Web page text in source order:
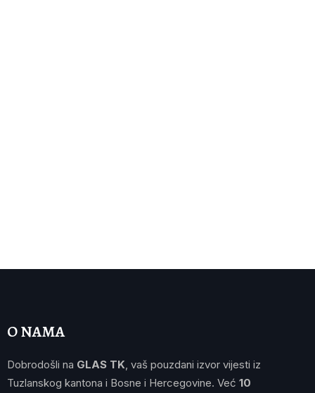
O NAMA
Dobrodošli na GLAS TK , vaš pouzdani izvor vijesti iz
Tuzlanskog kantona i Bosne i Hercegovine. Već 10